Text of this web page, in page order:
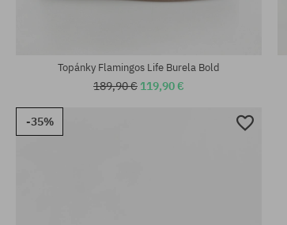
Topánky Flamingos Life Burela Bold
189,90 € 119,90 €
-35%